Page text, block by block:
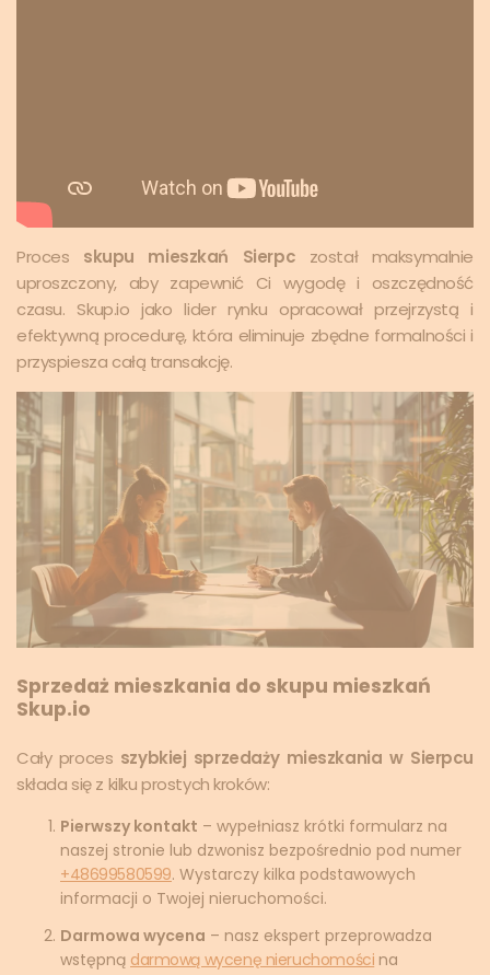
Proces skupu mieszkań Sierpc został maksymalnie
uproszczony, aby zapewnić Ci wygodę i oszczędność
czasu. Skup.io jako lider rynku opracował przejrzystą i
efektywną procedurę, która eliminuje zbędne formalności i
przyspiesza całą transakcję.
Sprzedaż mieszkania do skupu mieszkań
Skup.io
Cały proces szybkiej sprzedaży mieszkania w Sierpcu
składa się z kilku prostych kroków:
Pierwszy kontakt – wypełniasz krótki formularz na
naszej stronie lub dzwonisz bezpośrednio pod numer
+48699580599. Wystarczy kilka podstawowych
informacji o Twojej nieruchomości.
Darmowa wycena – nasz ekspert przeprowadza
wstępną darmową wycenę nieruchomości na